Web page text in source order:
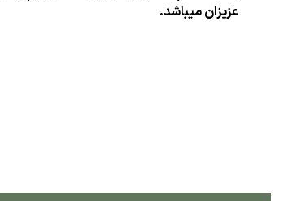
عزیزانمیباشد.